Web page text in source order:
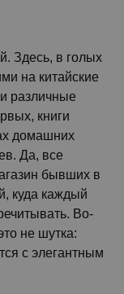
Здесь, в голых
на китайские
различные
книги
домашних
Да, все
бывших в
куда каждый
Во-
не шутка:
с элегантным